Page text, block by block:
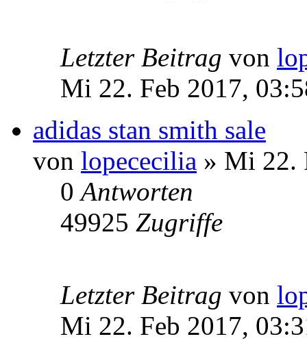
Letzter Beitrag von
Mi 22. Feb 2017,
adidas stan smith sale
von lopececilia » Mi 22.
0 Antworten
49925 Zugriffe
Letzter Beitrag von
Mi 22. Feb 2017,